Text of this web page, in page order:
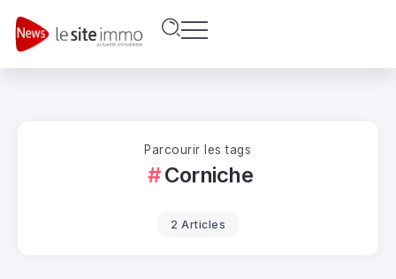
Parcourir les tags
Corniche
2 Articles